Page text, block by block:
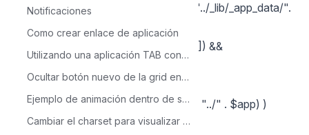
Notificaciones
Como crear enlace de aplicación
Utilizando una aplicación TAB con varias aplicaciones y con un solo parametro
Ocultar botón nuevo de la grid en tiempo de ejecución
Ejemplo de animación dentro de scriptcase
Cambiar el charset para visualizar los registros.
require($this->Ini->path_aplicacao . "../_lib/_app_data/".
$app . '_ini.php');
$app = (isset($arr_data['friendly_url']) &&
$arr_data['friendly_url']:$app;
if( !is_dir($this->Ini->path_aplicacao . "../" . $app) )